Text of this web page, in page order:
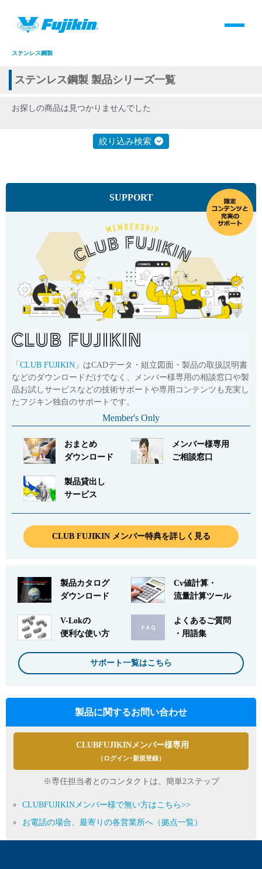
バルブ・継手・システムを探す
よくあるご質問(FAQ)・用語集
Cv値・流量計算ツール
製品動画一覧
バルブと継手のきほん
説明会・講習会
ログイン
会社情報
Corporate Blog
採用情報
languageLanguage：日本語／ English
mailお問い合わせ
ステンレス鋼製
ステンレス鋼製 製品シリーズ一覧
お探しの商品は見つかりませんでした
絞り込み検索
SUPPORT
「 CLUB FUJIKIN 」はCADデータ・組立図面・製品の取扱説明書
などのダウンロードだけでなく、メンバー様専用の相談窓口や製
品お試しサービスなどの技術サポートや専用コンテンツも充実し
たフジキン独自のサポートです。
Member's Only
おまとめ
ダウンロード
メンバー様専用
ご相談窓口
製品貸出し
サービス
CLUB FUJIKIN メンバー特典を詳しく見る
製品カタログ
ダウンロード
Cv値計算・
流量計算ツール
V-Lokの
便利な使い方
よくあるご質問
・用語集
サポート一覧はこちら
製品に関するお問い合わせ
CLUBFUJIKINメンバー様専用
（ログイン･新規登録）
※専任担当者とのコンタクトは、簡単2ステップ
CLUBFUJIKINメンバー様で無い方はこちら>>
お電話の場合、最寄りの各営業所へ（拠点一覧）